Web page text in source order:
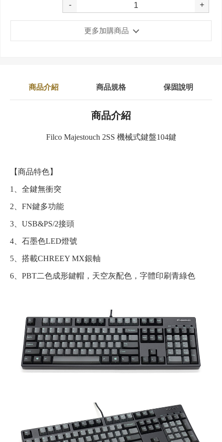
- +
更多加購商品
商品介紹 商品規格 保固說明
商品介紹
Filco Majestouch 2SS 機械式鍵盤104鍵
【商品特色】
1、全鍵無衝突
2、FN鍵多功能
3、USB&PS/2接頭
4、石墨色LED燈號
5、搭載CHREEY MX銀軸
6、PBT二色成形鍵帽，天空灰配色，字體印刷青綠色